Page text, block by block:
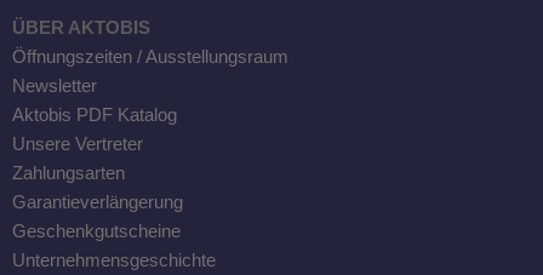
ÜBER AKTOBIS
Öffnungszeiten / Ausstellungsraum
Newsletter
Aktobis PDF Katalog
Unsere Vertreter
Zahlungsarten
Garantieverlängerung
Geschenkgutscheine
Unternehmensgeschichte